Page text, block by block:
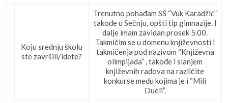
Koju srednju školu
ste završili/idete?
Trenutno pohađam SŠ “Vuk Karadžić”
takođe u Sečnju, opšti tip gimnazije. I
dalje imam zavidan prosek 5.00.
Takmičim se u domenu književnosti i
takmičenja pod nazivom “Književna
olimpijada” , takođe i slanjem
književnih radova na različite
konkurse među kojima je i “Mili
Dueli”.